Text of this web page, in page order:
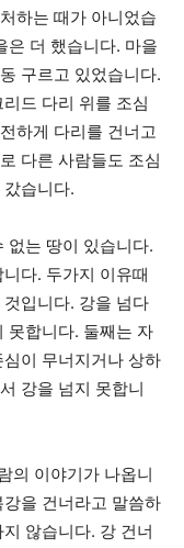
하는 때가 아니었습
은 더 했습니다. 마을
구르고 있었습니다.
드 다리 위를 조심
하게 다리를 건너고
다른 사람들도 조심
습니다.
없는 땅이 있습니다.
다. 두가지 이유때
입니다. 강을 넘다
못합니다. 둘째는 자
이 무너지거나 상하
강을 넘지 못합니
의 이야기가 나옵니
을 건너라고 말씀하
않습니다. 강 건너